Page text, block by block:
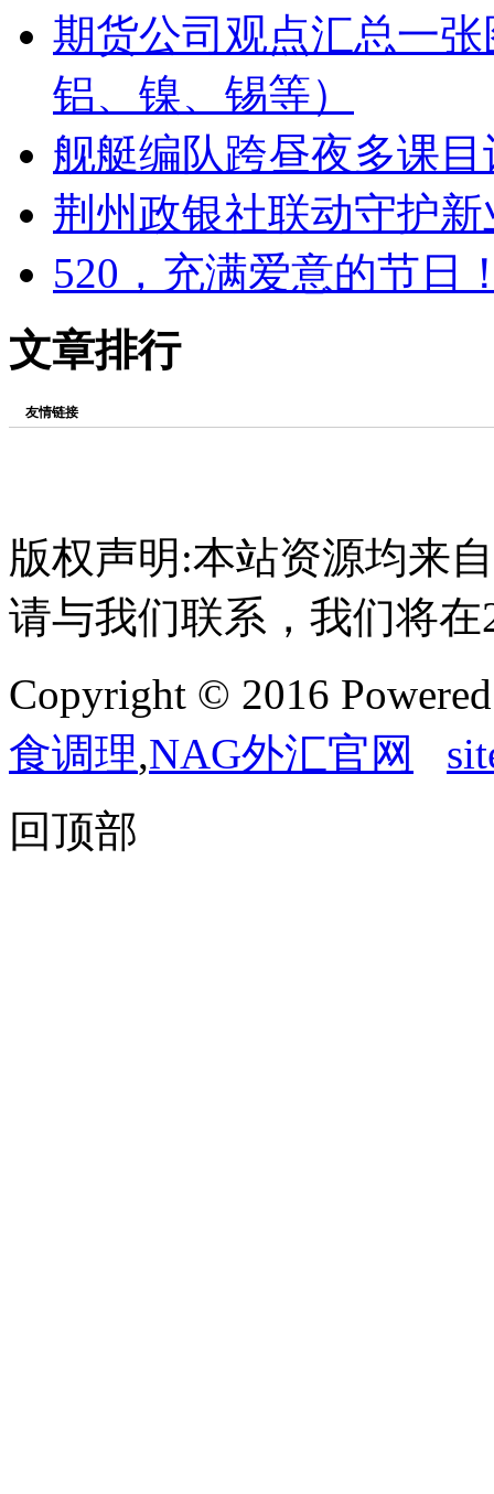
期货公司观点汇总一
铝、镍、锡等）
舰艇编队跨昼夜多课
荆州政银社联动守护
520，充满爱意的节日
文章排行
友情链接
版权声明:本站资源均来
请与我们联系，我们将
Copyright © 2016
食调理,NAG外汇官网
回顶部